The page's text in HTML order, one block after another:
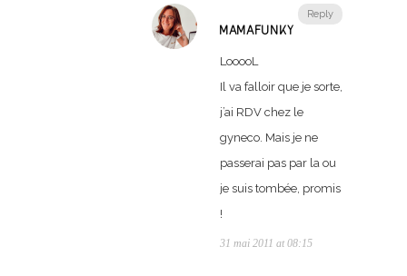
Reply
MAMAFUNKY
LooooL
Il va falloir que je sorte,
j’ai RDV chez le
gyneco. Mais je ne
passerai pas par la ou
je suis tombée, promis
!
31 mai 2011 at 08:15